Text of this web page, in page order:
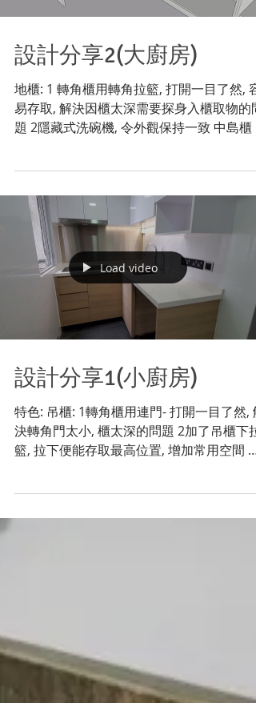
設計分享2(大廚房)
地櫃: 1 轉角櫃用轉角拉籃, 打開一目了然, 容
易存取, 解決因櫃太深需要探身入櫃取物的問
題 2隱藏式洗碗機, 令外觀保持一致 中島櫃 : 3
Load video
設計分享1(小廚房)
特色: 吊櫃: 1轉角櫃用連門- 打開一目了然, 解
決轉角門太小, 櫃太深的問題 2加了吊櫃下拉
籃, 拉下便能存取最高位置, 增加常用空間 地